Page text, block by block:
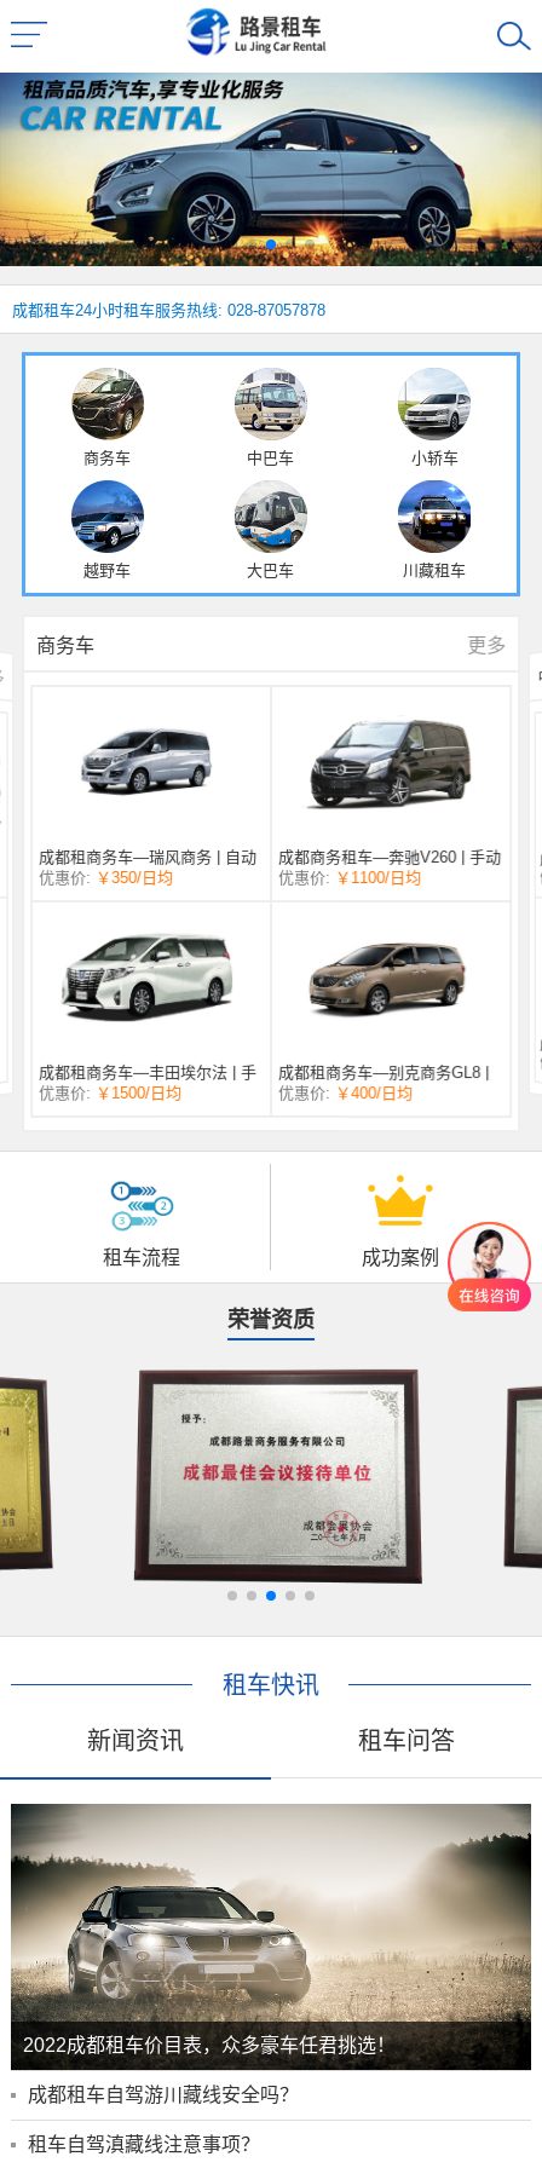
成都租车24小时租车服务热线: 028-87057878
商务车 中巴车 小轿车
越野车 大巴车 川藏租车
商务车 更多
成都租商务车—瑞风商务 | 自动
挡 | 7座
优惠价: ￥350/日均
成都商务租车—奔驰V260 | 手动
挡 |
优惠价: ￥1100/日均
成都租商务车—丰田埃尔法 | 手
自一体 |
优惠价: ￥1500/日均
成都租商务车—别克商务GL8 |
自动挡 | 7座
优惠价: ￥400/日均
租车流程 成功案例
荣誉资质
租车快讯
新闻资讯 租车问答
2022成都租车价目表，众多豪车任君挑选！
成都租车自驾游川藏线安全吗？
租车自驾滇藏线注意事项？